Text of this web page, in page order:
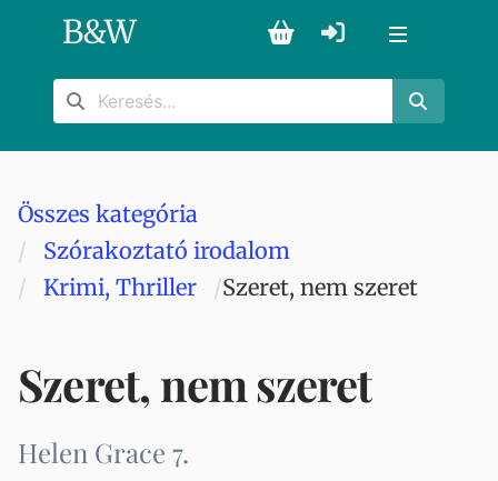
B&W
Összes kategória
Szórakoztató irodalom
Krimi, Thriller
Szeret, nem szeret
Szeret, nem szeret
Helen Grace 7.